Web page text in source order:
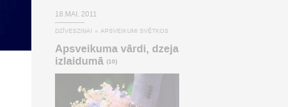
18.MAI, 2011
DZĪVESZIŅAI » APSVEIKUMI SVĒTKOS
Apsveikuma vārdi, dzeja
izlaidumā (10)